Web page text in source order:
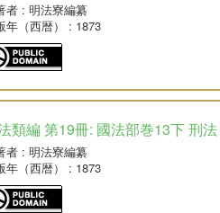
者: 明法寮編纂
年（西暦）
: 1873
類編 第19冊: 國法部巻13下 刑法
者: 明法寮編纂
年（西暦）
: 1873